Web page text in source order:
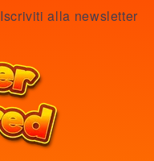
Iscriviti alla newsletter